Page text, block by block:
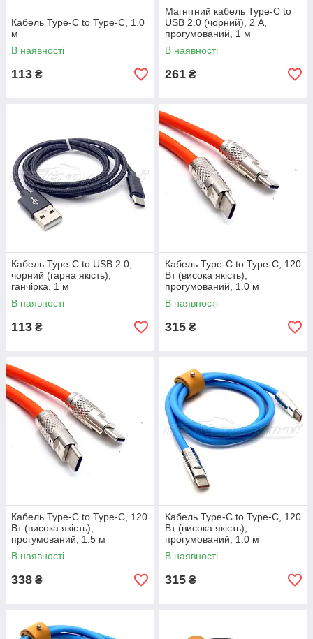
Кабель Type-C to Type-C, 1.0
м
В наявності
113 ₴
Магнітний кабель Type-C to
USB 2.0 (чорний), 2 А,
прогумований, 1 м
В наявності
261 ₴
Кабель Type-C to USB 2.0,
чорний (гарна якість),
ганчірка, 1 м
В наявності
113 ₴
Кабель Type-C to Type-C, 120
Вт (висока якість),
прогумований, 1.0 м
В наявності
315 ₴
Кабель Type-C to Type-C, 120
Вт (висока якість),
прогумований, 1.5 м
В наявності
338 ₴
Кабель Type-C to Type-C, 120
Вт (висока якість),
прогумований, 1.0 м
В наявності
315 ₴